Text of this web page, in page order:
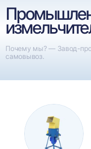
Почему мы? — Завод-
самовывоз.